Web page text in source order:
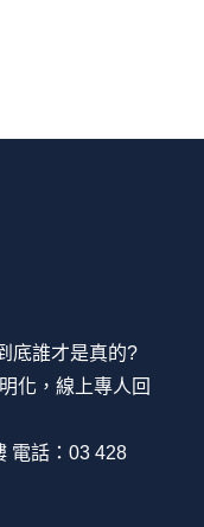
底誰才是真的?
化，線上專人回
電話：03 428